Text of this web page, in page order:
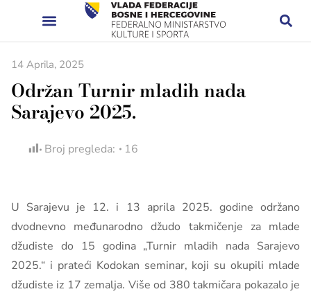
14 Aprila, 2025
Održan Turnir mladih nada
Sarajevo 2025.
Broj pregleda: 16
U Sarajevu je 12. i 13 aprila 2025. godine održano
dvodnevno međunarodno džudo takmičenje za mlade
džudiste do 15 godina „Turnir mladih nada Sarajevo
2025.“ i prateći Kodokan seminar, koji su okupili mlade
džudiste iz 17 zemalja. Više od 380 takmičara pokazalo je